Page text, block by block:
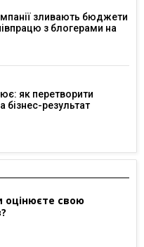
зливають бюджети
з блогерами на
як перетворити
бізнес-результат
оцінюєте свою